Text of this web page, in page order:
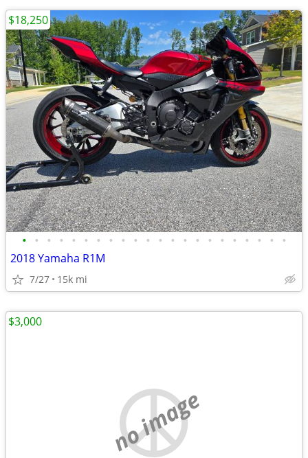
• • • • • • • • • • • • • • • • • • • • • •
2018 Yamaha R1M
7/27 15k mi
$18,250
no image
$3,000